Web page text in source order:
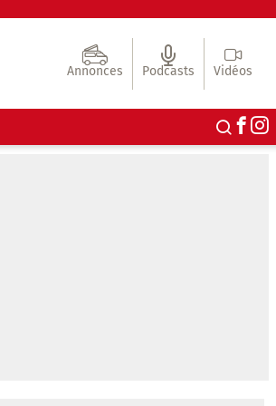
Annonces Podcasts Vidéos